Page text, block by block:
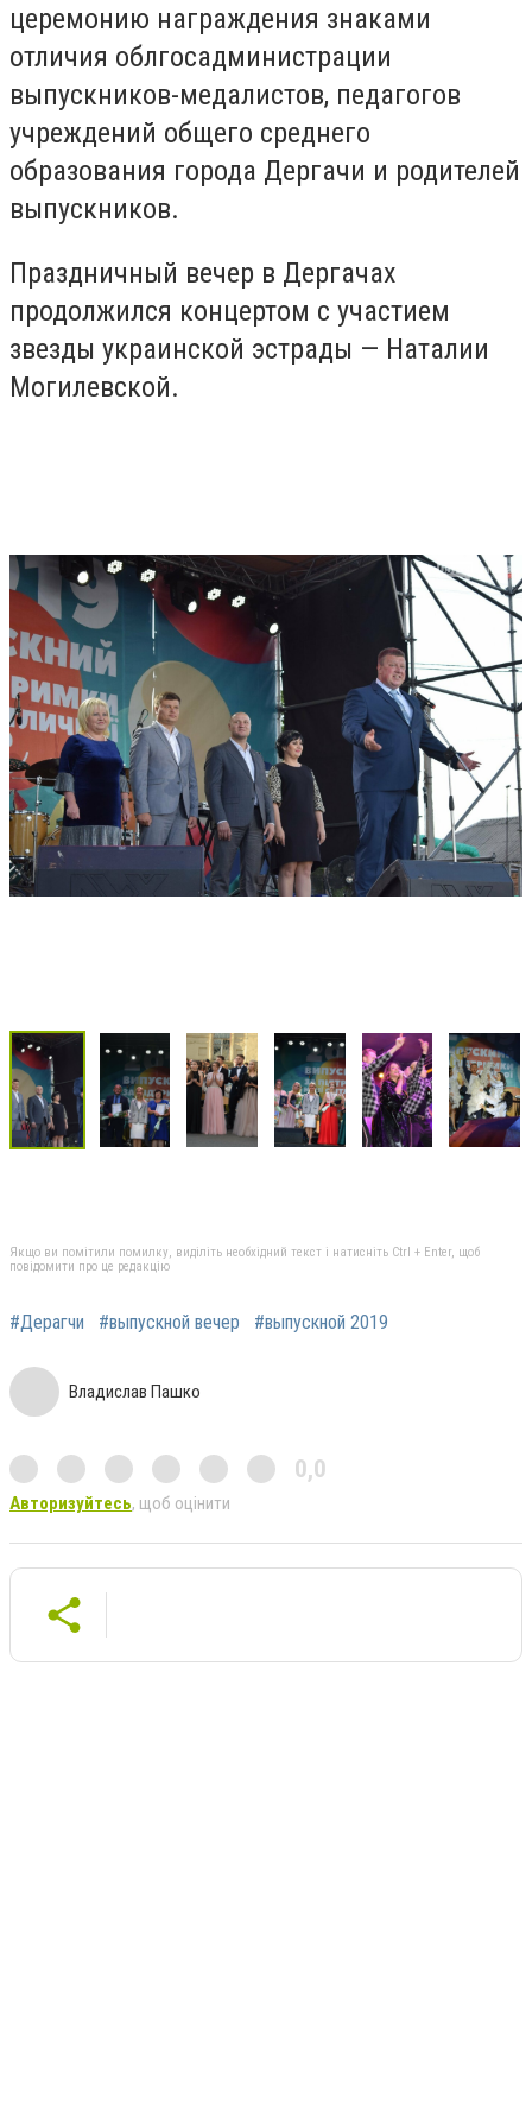
церемонию награждения знаками
отличия облгосадминистрации
выпускников-медалистов, педагогов
учреждений общего среднего
образования города Дергачи и родителей
выпускников.
Праздничный вечер в Дергачах
продолжился концертом с участием
звезды украинской эстрады — Наталии
Могилевской.
Якщо ви помітили помилку, виділіть необхідний текст і натисніть Ctrl + Enter, щоб
повідомити про це редакцію
#Дерагчи #выпускной вечер #выпускной 2019
Владислав Пашко
0,0
Авторизуйтесь, щоб оцінити